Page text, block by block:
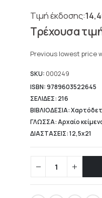
Original
price
14,40 €.
price
11,52 €.
Previous lowest price
SKU: 000249
ISBN: 9789603522645
ΣΕΛΙΔΕΣ: 216
ΒΙΒΛΙΟΔΕΣΙΑ:
ΓΛΩΣΣΑ: Αρχαίο
ΔΙΑΣΤΑΣΕΙΣ: 12,5x21